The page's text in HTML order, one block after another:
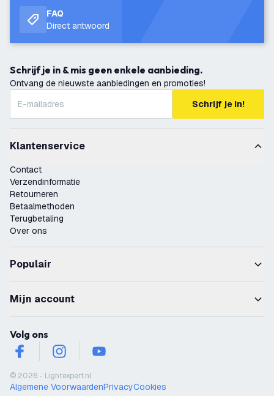
FAQ
Direct antwoord
Schrijf je in & mis geen enkele aanbieding.
Ontvang de nieuwste aanbiedingen en promoties!
Schrijf je in!
Klantenservice
Contact
Verzendinformatie
Retourneren
Betaalmethoden
Terugbetaling
Over ons
Populair
Mijn account
Volg ons
facebookinstagramyoutube
© 2026 - Lightexpert.nl
Algemene VoorwaardenPrivacyCookies